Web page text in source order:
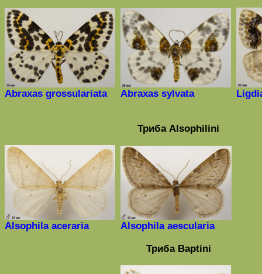
Abraxas grossulariata Abraxas sylvata
ТрибаAlsophilini
Alsophila aceraria Alsophila aescularia
ТрибаBaptini